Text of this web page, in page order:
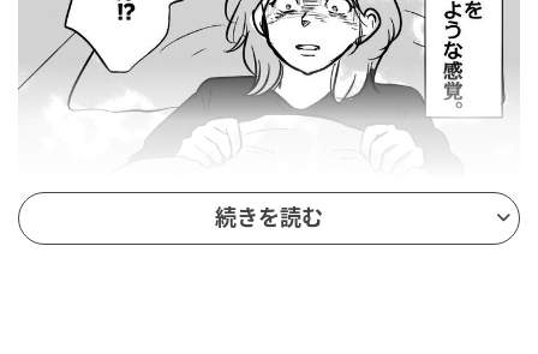
続きを読む